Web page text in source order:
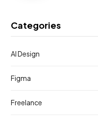
Categories
AI Design
Figma
Freelance